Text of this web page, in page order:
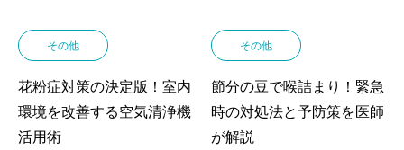
その他
花粉症対策の決定版！室内
環境を改善する空気清浄機
活用術
その他
節分の豆で喉詰まり！緊急
時の対処法と予防策を医師
が解説